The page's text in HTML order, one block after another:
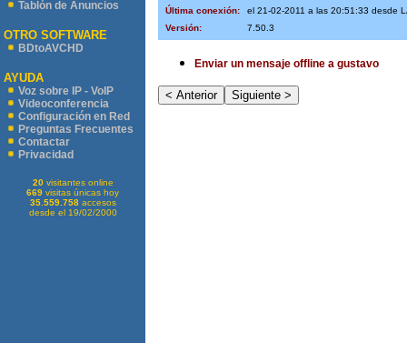
Tablón de Anuncios
OTRO SOFTWARE
BDtoAVCHD
AYUDA
Voz sobre IP - VoIP
Videoconferencia
Configuración en Red
Preguntas Frecuentes
Contactar
Privacidad
20visitantes online
669 visitas únicas hoy
35.559.758accesos
desde el 19/02/2000
Última conexión:
el 21-02-2011 a las 20:51:33 desde
Versión:
7.50.3
Enviar un mensaje offline a gustavo